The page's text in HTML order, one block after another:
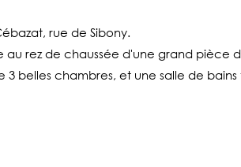
rue de Sibony.
au rez de chaussée d'une grand pièce
3 belles chambres, et une salle de